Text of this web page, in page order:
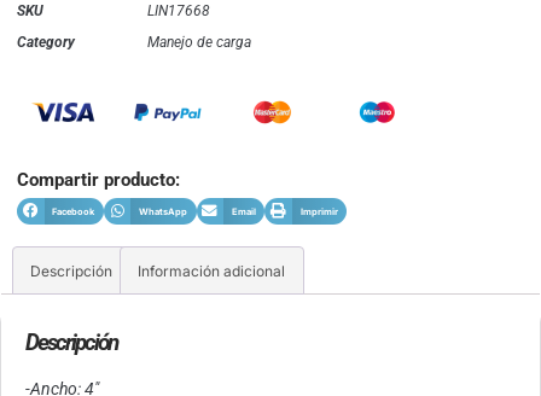
SKU
LIN17668
Category
Manejo de carga
Compartir producto:
Facebook WhatsApp Email Imprimir
Descripción Información adicional
Descripción
-Ancho: 4″